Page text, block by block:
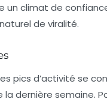
un climat de
de viralité.
pics d’activité se
la dernière semaine.